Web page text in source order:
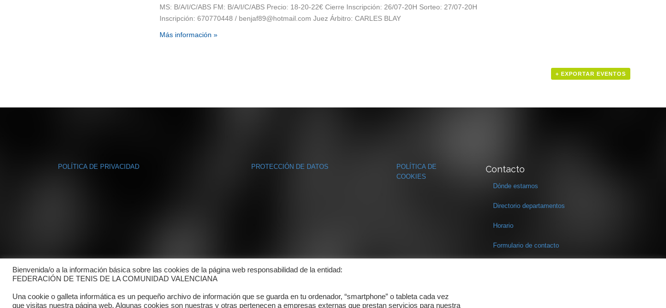
MS: B/A/I/C/ABS FM: B/A/I/C/ABS Precio: 18-20-22€ Cierre Inscripción: 26/07-20H Sorteo: 27/07-20H
Inscripción: 670770448 / benjaf89@hotmail.com Juez Árbitro: CARLES BLAY
Más información »
+ EXPORTAR EVENTOS
POLÍTICA DE PRIVACIDAD PROTECCIÓN DE DATOS
POLÍTICA DE
COOKIES
Contacto
Dónde estamos
Directorio departamentos
Horario
Formulario de contacto
Bienvenida/o a la información básica sobre las cookies de la página web responsabilidad de la entidad:
FEDERACIÓN DE TENIS DE LA COMUNIDAD VALENCIANA
Una cookie o galleta informática es un pequeño archivo de información que se guarda en tu ordenador, “smartphone” o tableta cada vez
que visitas nuestra página web. Algunas cookies son nuestras y otras pertenecen a empresas externas que prestan servicios para nuestra